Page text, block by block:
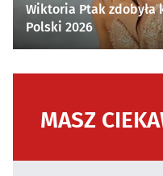
Wiktoria Ptak zdobyła
Polski 2026
MASZ